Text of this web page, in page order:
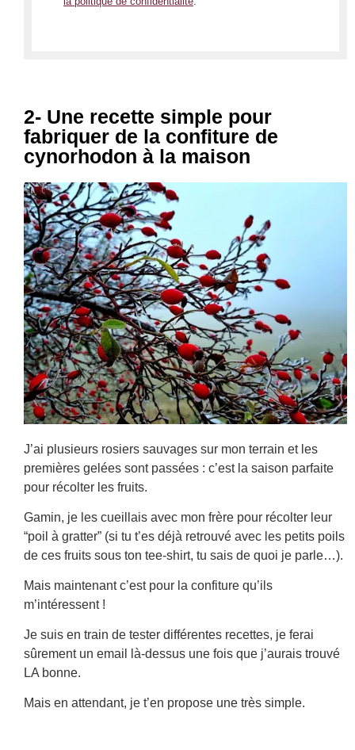
2- Une recette simple pour
fabriquer de la confiture de
cynorhodon à la maison
J’ai plusieurs rosiers sauvages sur mon terrain et les
premières gelées sont passées : c’est la saison parfaite
pour récolter les fruits.
Gamin, je les cueillais avec mon frère pour récolter leur
“poil à gratter” (si tu t’es déjà retrouvé avec les petits poils
de ces fruits sous ton tee-shirt, tu sais de quoi je parle…).
Mais maintenant c’est pour la confiture qu’ils
m’intéressent !
Je suis en train de tester différentes recettes, je ferai
sûrement un email là-dessus une fois que j’aurais trouvé
LA bonne.
Mais en attendant, je t’en propose une très simple.